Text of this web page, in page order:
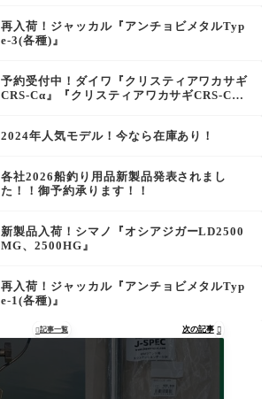
再入荷！ジャッカル『アンチョビメタルTyp
e-3(各種)』
予約受付中！ダイワ『クリスティアワカサギ
CRS-Cα』『クリスティアワカサギCRS-C
2024年人気モデル！今なら在庫あり！
各社2026船釣り用品新製品発表されまし
た！！御予約承ります！！
新製品入荷！シマノ『オシアジガーLD2500
MG、2500HG』
再入荷！ジャッカル『アンチョビメタルTyp
e-1(各種)』
記事一覧 次の記事 